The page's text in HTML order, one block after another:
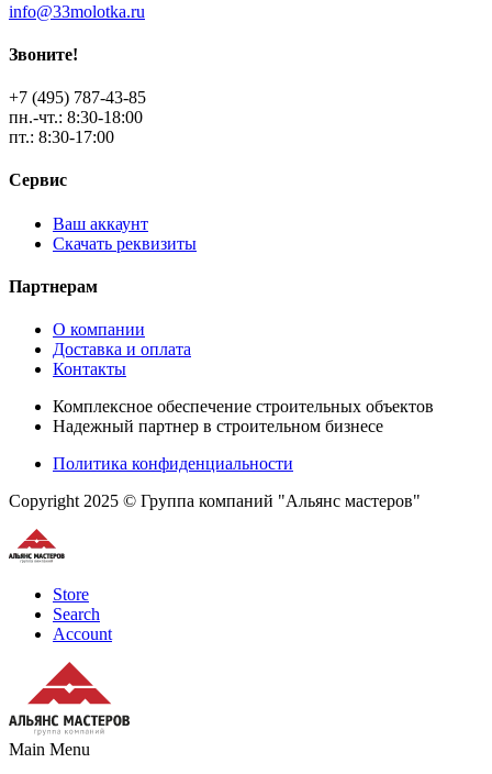
info@33molotka.ru
Звоните!
+7 (495) 787-43-85
пн.-чт.: 8:30-18:00
пт.: 8:30-17:00
Сервис
Ваш аккаунт
Скачать реквизиты
Партнерам
О компании
Доставка и оплата
Контакты
Комплексное обеспечение строительных объектов
Надежный партнер в строительном бизнесе
Политика конфиденциальности
Copyright 2025 © Группа компаний "Альянс мастеров"
Store
Search
Account
Main Menu